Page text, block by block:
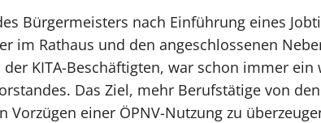
Bürgermeisters nach Einführung eines
im Rathaus und den angeschlossenen
KITA-Beschäftigten, war schon immer ein
Das Ziel, mehr Berufstätige von
Vorzügen einer ÖPNV-Nutzung zu